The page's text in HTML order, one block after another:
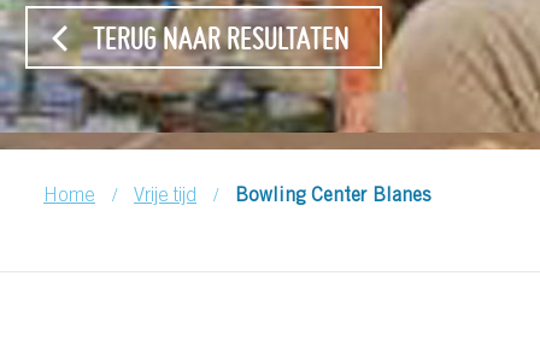
TERUG NAAR RESULTATEN
Home / Vrije tijd / Bowling Center Blanes